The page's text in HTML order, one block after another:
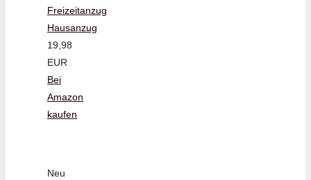
Freizeitanzug
Hausanzug
19,98
EUR
Bei
Amazon
kaufen
Neu